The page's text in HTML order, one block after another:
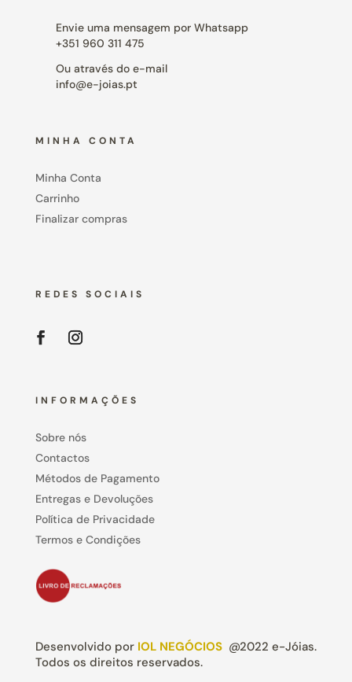
Envie uma mensagem por Whatsapp
+351 960 311 475
Ou através do e-mail
info@e-joias.pt
MINHA CONTA
Minha Conta
Carrinho
Finalizar compras
REDES SOCIAIS
INFORMAÇÕES
Sobre nós
Contactos
Métodos de Pagamento
Entregas e Devoluções
Política de Privacidade
Termos e Condições
Desenvolvido por IOL NEGÓCIOS@2022 e-Jóias.
Todos os direitos reservados.